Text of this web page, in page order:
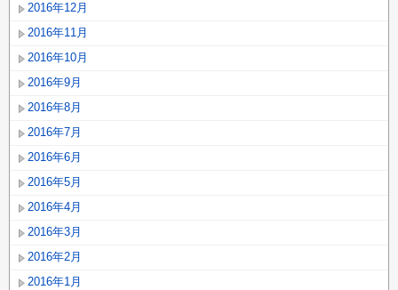
2016年12月
2016年11月
2016年10月
2016年9月
2016年8月
2016年7月
2016年6月
2016年5月
2016年4月
2016年3月
2016年2月
2016年1月